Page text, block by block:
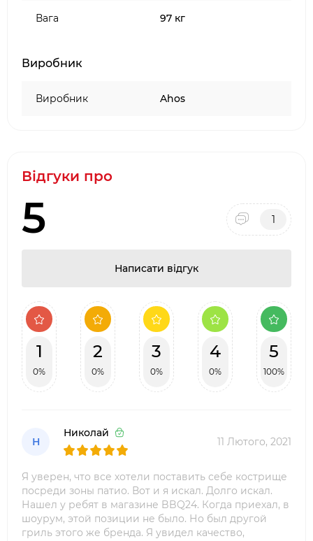
Вага 97 кг
Виробник
Виробник Ahos
Відгуки про
5 1
Написати відгук
1
0%
2
0%
3
0%
4
0%
5
100%
Н
Николай
11 Лютого, 2021
Я уверен, что все хотели поставить себе кострище
посреди зоны патио. Вот и я искал. Долго искал.
Нашел у ребят в магазине BBQ24. Когда приехал, в
шоурум, этой позиции не было. Но был другой
гриль этого же бренда. Я увидел качество,